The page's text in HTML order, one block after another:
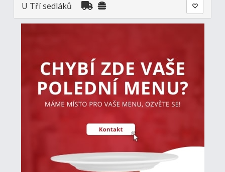
U Tří sedláků